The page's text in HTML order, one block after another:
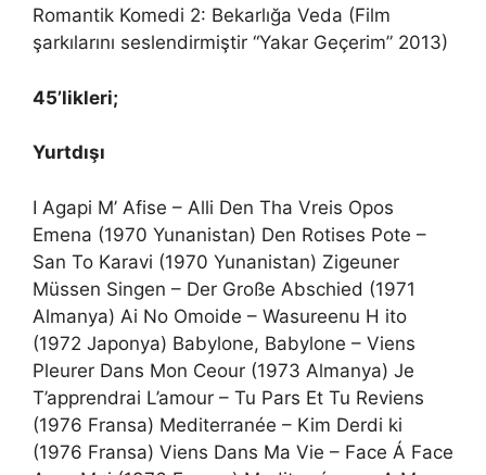
Romantik Komedi 2: Bekarlığa Veda (Film
şarkılarını seslendirmiştir “Yakar Geçerim” 2013)
45’likleri;
Yurtdışı
I Agapi M’ Afise – Alli Den Tha Vreis Opos
Emena (1970 Yunanistan) Den Rotises Pote –
San To Karavi (1970 Yunanistan) Zigeuner
Müssen Singen – Der Große Abschied (1971
Almanya) Ai No Omoide – Wasureenu H ito
(1972 Japonya) Babylone, Babylone – Viens
Pleurer Dans Mon Ceour (1973 Almanya) Je
T’apprendrai L’amour – Tu Pars Et Tu Reviens
(1976 Fransa) Mediterranée – Kim Derdi ki
(1976 Fransa) Viens Dans Ma Vie – Face Á Face